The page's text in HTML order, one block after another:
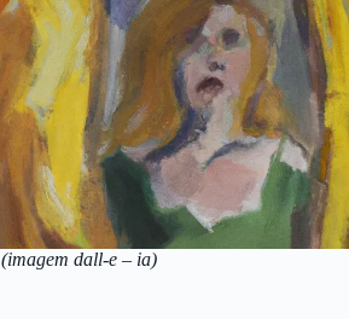
(imagem dall-e – ia)